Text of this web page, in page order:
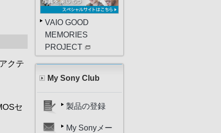
クテ
セ
VAIO GOOD
MEMORIES
PROJECT
My Sony Club
製品の登録
My Sonyメー